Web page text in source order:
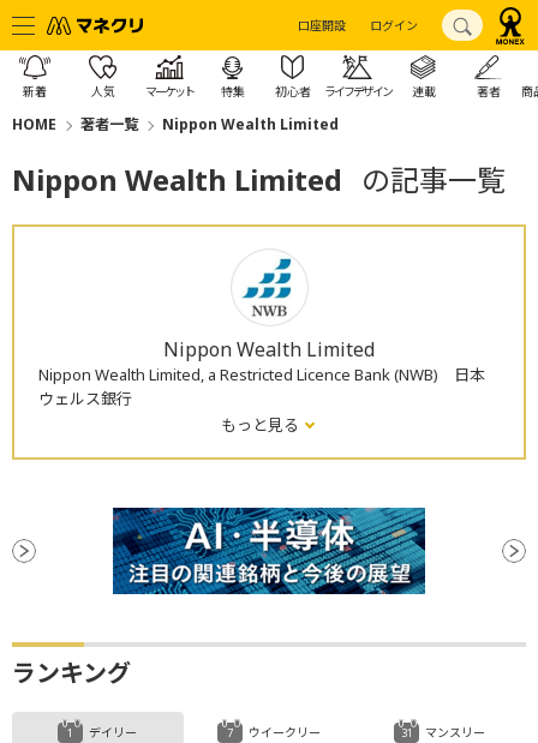
口座開設 ログイン
新着 人気 マーケット 特集 初心者 ライフデザイン 連載 著者 商
HOME 著者一覧 Nippon Wealth Limited
Nippon Wealth Limited の記事一覧
Nippon Wealth Limited
Nippon Wealth Limited, a Restricted Licence Bank (NWB) 日本
ウェルス銀行
もっと見る
ランキング
デイリー ウイークリー マンスリー